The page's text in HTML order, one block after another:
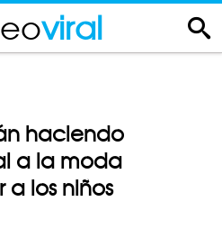
viral
haciendo
a la moda
los niños